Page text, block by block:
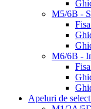
M5/6B -
M6/6B -
Apeluri de